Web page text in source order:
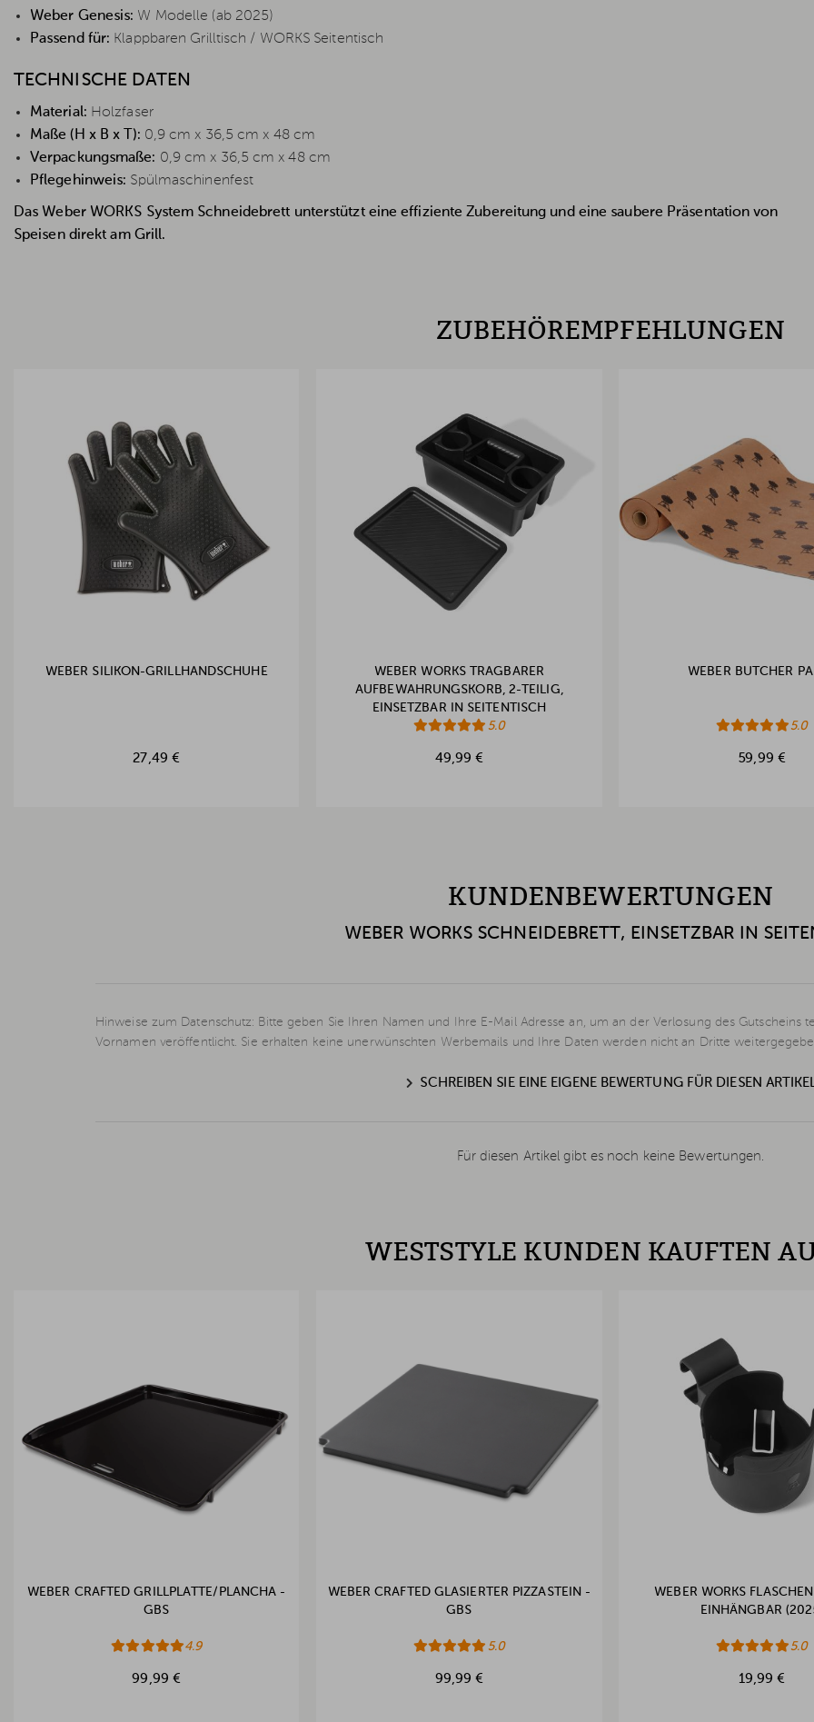
Weber Genesis: W Modelle (ab 2025)
Passend für: Klappbaren Grilltisch / WORKS Seitentisch
TECHNISCHE DATEN
Material: Holzfaser
Maße (H x B x T): 0,9 cm x 36,5 cm x 48 cm
Verpackungsmaße: 0,9 cm x 36,5 cm x 48 cm
Pflegehinweis: Spülmaschinenfest
Das Weber WORKS System Schneidebrett unterstützt eine effiziente Zubereitung und eine saubere Präsentation von
Speisen direkt am Grill.
ZUBEHÖREMPFEHLUNGEN
WEBER SILIKON-GRILLHANDSCHUHE
27,49 €
WEBER WORKS TRAGBARER
AUFBEWAHRUNGSKORB, 2-TEILIG,
EINSETZBAR IN SEITENTISCH
5.0
49,99 €
WEBER BUTCHER
5.0
59,99 €
KUNDENBEWERTUNGEN
WEBER WORKS SCHNEIDEBRETT, EINSETZBAR IN
Hinweise zum Datenschutz: Bitte geben Sie Ihren Namen und Ihre E-Mail Adresse an, um an der Verlosung des
Vornamen veröffentlicht. Sie erhalten keine unerwünschten Werbemails und Ihre Daten werden nicht an Dritte
SCHREIBEN SIE EINE EIGENE BEWERTUNG FÜR DIESEN
Für diesen Artikel gibt es noch keine Bewertungen.
WESTSTYLE KUNDEN KAUFTEN
WEBER CRAFTED GRILLPLATTE/PLANCHA -
GBS
4.9
99,99 €
WEBER CRAFTED GLASIERTER PIZZASTEIN -
GBS
5.0
99,99 €
WEBER WORKS
EINHÄNGBAR
5.0
19,99 €